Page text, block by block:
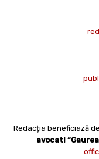
Redacția beneficiază
avocati